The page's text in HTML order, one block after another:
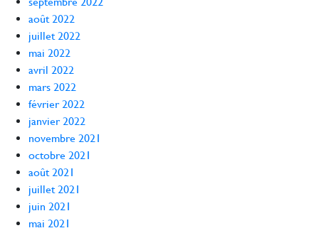
août 2022
juillet 2022
mai 2022
avril 2022
mars 2022
février 2022
janvier 2022
novembre 2021
octobre 2021
août 2021
juillet 2021
juin 2021
mai 2021